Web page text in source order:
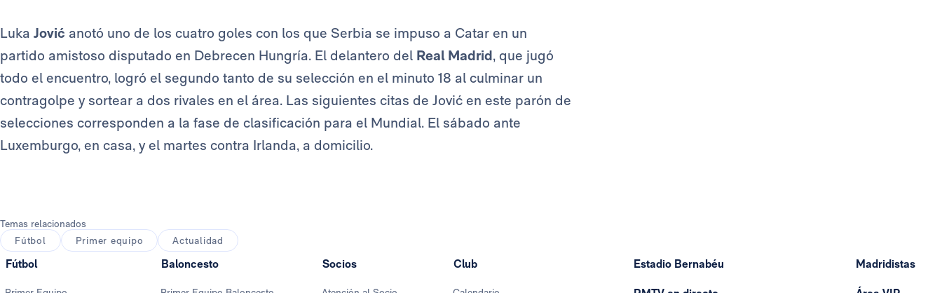
Luka Jović anotó uno de los cuatro goles con los que Serbia se impuso a Catar en un
partido amistoso disputado en Debrecen Hungría. El delantero del Real Madrid, que jugó
todo el encuentro, logró el segundo tanto de su selección en el minuto 18 al culminar un
contragolpe y sortear a dos rivales en el área. Las siguientes citas de Jović en este parón de
selecciones corresponden a la fase de clasificación para el Mundial. El sábado ante
Luxemburgo, en casa, y el martes contra Irlanda, a domicilio.
Temas relacionados
Fútbol
Primer equipo Actualidad
Fútbol Baloncesto Socios Club Estadio Bernabéu Madridistas